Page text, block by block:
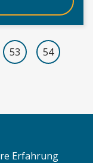
53
54
Erfahrung